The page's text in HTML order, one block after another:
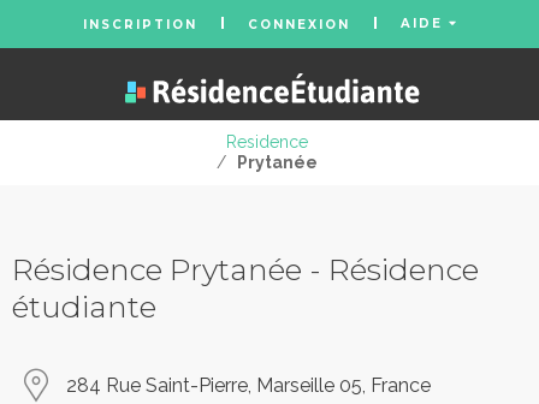
INSCRIPTION CONNEXION AIDE
Residence
/
Prytanée
Résidence Prytanée - Résidence
étudiante
284 Rue Saint-Pierre, Marseille 05, France